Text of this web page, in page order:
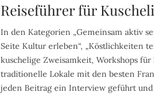
Reiseführer für
In den Kategorien „Gemeinsam aktiv
Seite Kultur erleben“, „Köstlichkeiten
kuschelige Zweisamkeit, Workshops
traditionelle Lokale mit den besten
jeden Beitrag ein Interview geführt